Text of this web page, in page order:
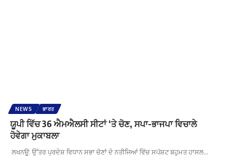
NEWS ਭਾਰਤ
ਯੂਪੀ ਵਿੱਚ 36 ਐਮਐਲਸੀ ਸੀਟਾਂ ‘ਤੇ ਚੋਣ, ਸਪਾ-ਭਾਜਪਾ ਵਿਚਾਲੇ
ਹੋਵੇਗਾ ਮੁਕਾਬਲਾ
ਲਖਨਊ: ਉੱਤਰ ਪ੍ਰਦੇਸ਼ ਵਿਧਾਨ ਸਭਾ ਚੋਣਾਂ ਦੇ ਨਤੀਜਿਆਂ ਵਿੱਚ ਸਪੱਸ਼ਟ ਬਹੁਮਤ ਹਾਸਲ…